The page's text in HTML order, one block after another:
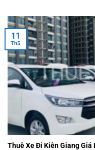
Thuê Xe Đi Kiên Giang Giá
11
Th5